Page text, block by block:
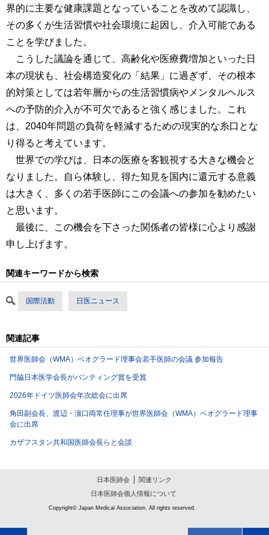
界的に主要な健康課題となっていることを改めて認識し、
その多くが生活習慣や社会環境に起因し、介入可能である
ことを学びました。
こうした議論を通じて、高齢化や医療費増加といった日
本の現状も、社会構造変化の「結果」に過ぎず、その根本
的対策としては若年層からの生活習慣病やメンタルヘルス
への予防的介入が不可欠であると強く感じました。これ
は、2040年問題の負荷を軽減するための現実的な糸口とな
り得ると考えています。
世界での学びは、日本の医療を客観視する大きな機会と
なりました。自ら体験し、得た知見を国内に還元する意義
は大きく、多くの若手医師にこの会議への参加を勧めたい
と思います。
最後に、この機会を下さった関係者の皆様に心より感謝
申し上げます。
関連キーワードから検索
国際活動 日医ニュース
関連記事
世界医師会（WMA）ベオグラード理事会若手医師の会議 参加報告
門脇日本医学会長がバンティング賞を受賞
2026年ドイツ医師会年次総会に出席
角田副会長、渡辺・濵口両常任理事が世界医師会（WMA）ベオグラード理事
会に出席
カザフスタン共和国医師会長らと会談
日本医師会
関連リンク
日本医師会個人情報について
Copyright© Japan Medical Association. All rights reserved.